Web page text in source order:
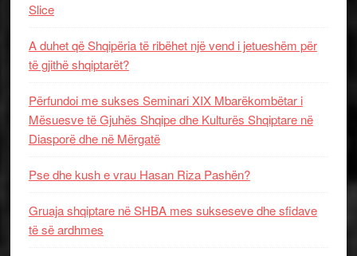
Slice
A duhet që Shqipëria të ribëhet një vend i jetueshëm për
të gjithë shqiptarët?
Përfundoi me sukses Seminari XIX Mbarëkombëtar i
Mësuesve të Gjuhës Shqipe dhe Kulturës Shqiptare në
Diasporë dhe në Mërgatë
Pse dhe kush e vrau Hasan Riza Pashën?
Gruaja shqiptare në SHBA mes sukseseve dhe sfidave
të së ardhmes